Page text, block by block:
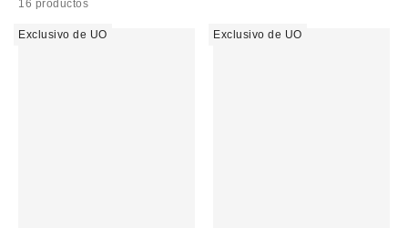
16 productos
Exclusivo de UO Exclusivo de UO